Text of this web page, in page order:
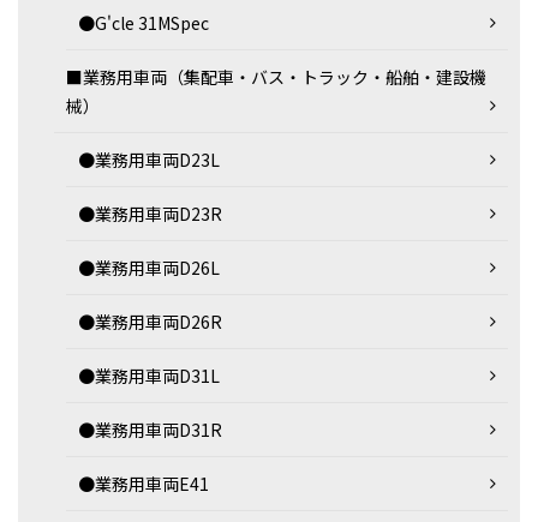
●G'cle 31MSpec
■業務用車両（集配車・バス・トラック・船舶・建設機
械）
●業務用車両D23L
●業務用車両D23R
●業務用車両D26L
●業務用車両D26R
●業務用車両D31L
●業務用車両D31R
●業務用車両E41